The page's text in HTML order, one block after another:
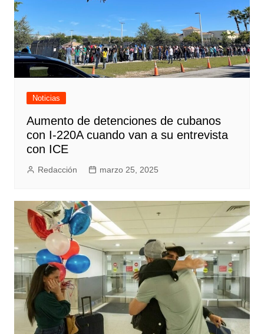
Noticias
Aumento de detenciones de cubanos
con I-220A cuando van a su entrevista
con ICE
Redacción marzo 25, 2025